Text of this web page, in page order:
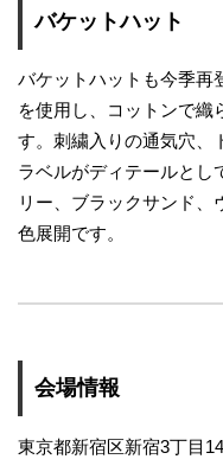
バケットハット
バケットハットも今季再
を使用し、コットンで織
す。刺繍入りの通気穴、
ラベルがディテールとし
リー、ブラックサンド
色展開です。
会場情報
東京都新宿区新宿3丁目